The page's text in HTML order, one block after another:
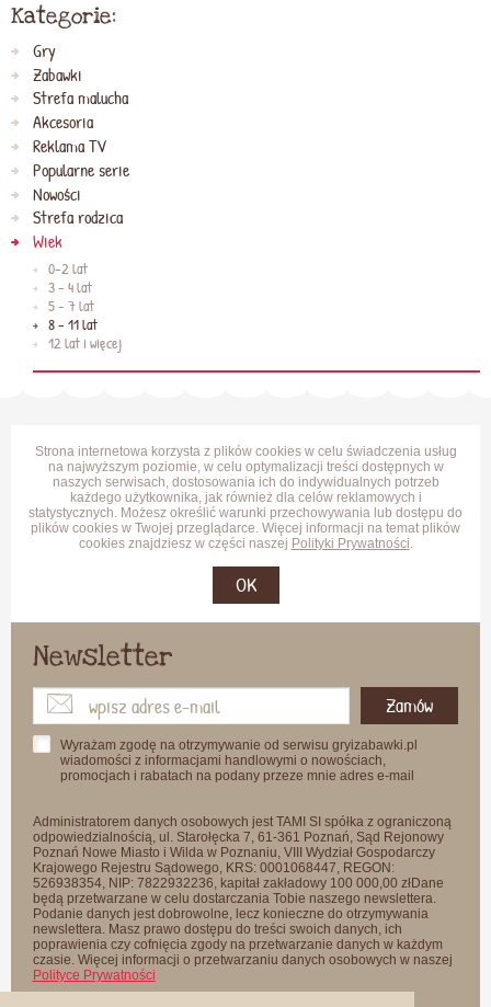
Kategorie:
Gry
Zabawki
Strefa malucha
Akcesoria
Reklama TV
Popularne serie
Nowości
Strefa rodzica
Wiek
0-2 lat
3 - 4 lat
5 - 7 lat
8 - 11 lat
12 lat i więcej
Strona internetowa korzysta z plików cookies w celu świadczenia usług
na najwyższym poziomie, w celu optymalizacji treści dostępnych w
naszych serwisach, dostosowania ich do indywidualnych potrzeb
każdego użytkownika, jak również dla celów reklamowych i
statystycznych. Możesz określić warunki przechowywania lub dostępu do
plików cookies w Twojej przeglądarce. Więcej informacji na temat plików
cookies znajdziesz w części naszej Polityki Prywatności.
OK
Newsletter
Zamów
Wyrażam zgodę na otrzymywanie od serwisu gryizabawki.pl
wiadomości z informacjami handlowymi o nowościach,
promocjach i rabatach na podany przeze mnie adres e-mail
Administratorem danych osobowych jest TAMI SI spółka z ograniczoną
odpowiedzialnością, ul. Starołęcka 7, 61-361 Poznań, Sąd Rejonowy
Poznań Nowe Miasto i Wilda w Poznaniu, VIII Wydział Gospodarczy
Krajowego Rejestru Sądowego, KRS: 0001068447, REGON:
526938354, NIP: 7822932236, kapitał zakładowy 100 000,00 złDane
będą przetwarzane w celu dostarczania Tobie naszego newslettera.
Podanie danych jest dobrowolne, lecz konieczne do otrzymywania
newslettera. Masz prawo dostępu do treści swoich danych, ich
poprawienia czy cofnięcia zgody na przetwarzanie danych w każdym
czasie. Więcej informacji o przetwarzaniu danych osobowych w naszej
Polityce Prywatności